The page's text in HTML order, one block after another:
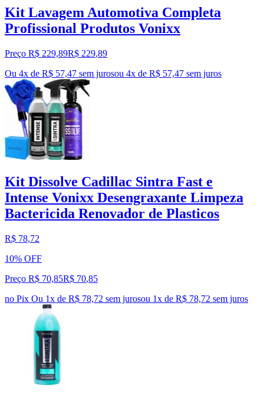
Kit Lavagem Automotiva Completa
Profissional Produtos Vonixx
Preço R$ 229,89R$ 229,89
Ou 4x de R$ 57,47 sem jurosou 4x de R$ 57,47 sem juros
Kit Dissolve Cadillac Sintra Fast e
Intense Vonixx Desengraxante Limpeza
Bactericida Renovador de Plasticos
R$ 78,72
10% OFF
Preço R$ 70,85R$ 70,85
no Pix Ou 1x de R$ 78,72 sem jurosou 1x de R$ 78,72 sem juros